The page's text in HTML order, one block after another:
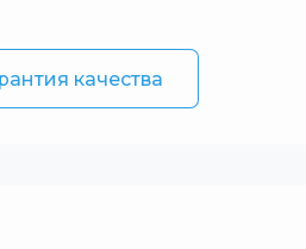
качества